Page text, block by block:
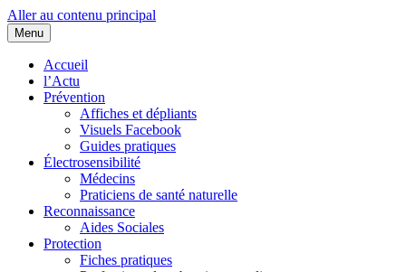
Aller au contenu principal
Cœurs d'EHS
Association d'Êtres Humains Sensibles et Solidaires pour une entraide
collaborative.
Menu
Accueil
l’Actu
Prévention
Affiches et dépliants
Visuels Facebook
Guides pratiques
Électrosensibilité
Médecins
Praticiens de santé naturelle
Reconnaissance
Aides Sociales
Protection
Fiches pratiques